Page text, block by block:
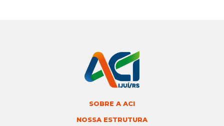
SOBRE A ACI
NOSSA ESTRUTURA